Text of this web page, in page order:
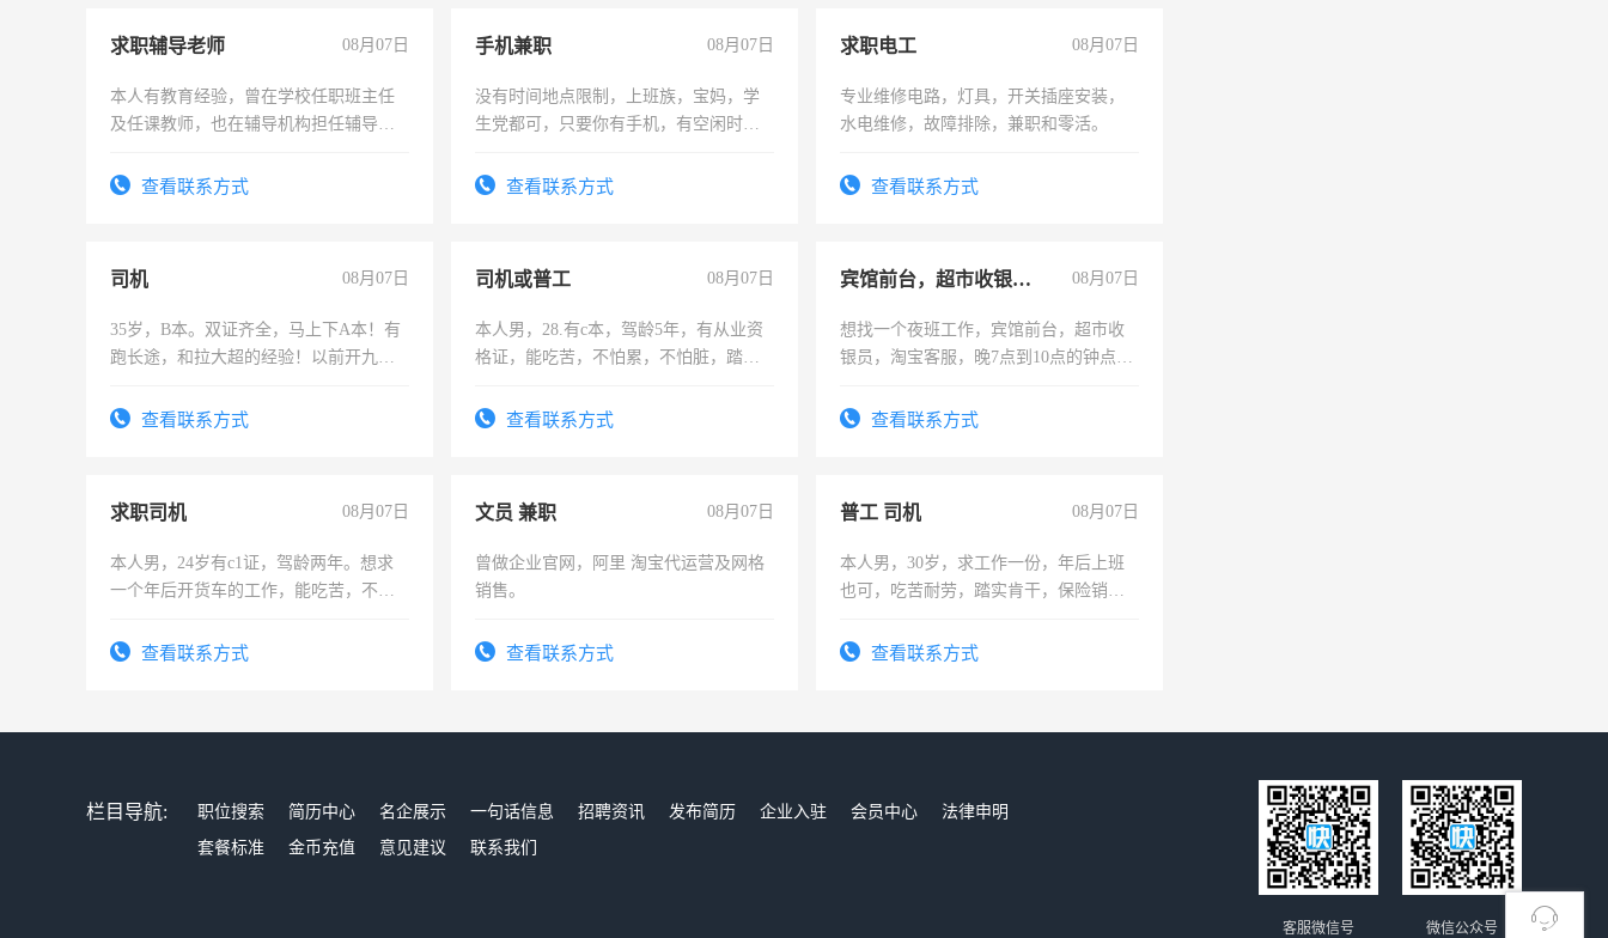
求职辅导老师 08月07日
本人有教育经验，曾在学校任职班主任
及任课教师，也在辅导机构担任辅导教
查看联系方式
手机兼职 08月07日
没有时间地点限制，上班族，宝妈，学
生党都可，只要你有手机，有空闲时
勤快的四五十，每天挣零花钱没问题！
查看联系方式
求职电工 08月07日
专业维修电路，灯具，开关插座安装，
水电维修，故障排除，兼职和零活。
查看联系方式
司机 08月07日
35岁，B本。双证齐全，马上下A本！有
跑长途，和拉大超的经验！以前开九米
查看联系方式
司机或普工 08月07日
本人男，28.有c本，驾龄5年，有从业资
格证，能吃苦，不怕累，不怕脏，踏
查看联系方式
宾馆前台，超市收银员，淘宝客服 08月07日
想找一个夜班工作，宾馆前台，超市收
银员，淘宝客服，晚7点到10点的钟点
号同微信查看联系方式
求职司机 08月07日
本人男，24岁有c1证，驾龄两年。想求
一个年后开货车的工作，能吃苦，不怕
查看联系方式
文员 兼职 08月07日
曾做企业官网，阿里 淘宝代运营及网格
销售。
查看联系方式
普工 司机 08月07日
本人男，30岁，求工作一份，年后上班
也可，吃苦耐劳，踏实肯干，保险销售
查看联系方式
栏目导航: 职位搜索 简历中心 名企展示 一句话信息 招聘资讯 发布简历 企业入驻 会员中心
法律申明
套餐标准
金币充值 意见建议 联系我们
微信公众号
客服微信号